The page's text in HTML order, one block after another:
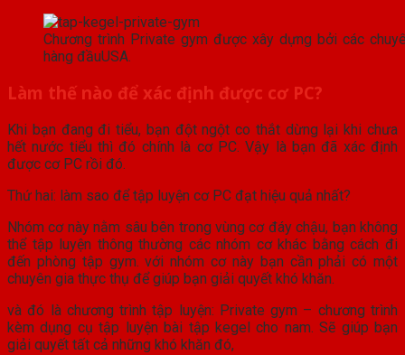
Chương trình Private gym được xây dựng bởi các
hàng đầuUSA.
Làm thế nào để xác định được cơ PC?
Khi bạn đang đi tiểu, bạn đột ngột co thắt dừng lại khi chưa
hết nước tiểu thì đó chính là cơ PC. Vậy là bạn đã xác định
được cơ PC rồi đó.
Thứ hai: làm sao để tập luyện cơ PC đạt hiệu quả nhất?
Nhóm cơ này nằm sâu bên trong vùng cơ đáy chậu, bạn không
thể tập luyện thông thường các nhóm cơ khác bằng cách đi
đến phòng tập gym. với nhóm cơ này bạn cần phải có một
chuyên gia thực thụ để giúp bạn giải quyết khó khăn.
và đó là chương trình tập luyện: Private gym – chương trình
kèm dụng cụ tập luyện bài tập kegel cho nam. Sẽ giúp bạn
giải quyết tất cả những khó khăn đó,